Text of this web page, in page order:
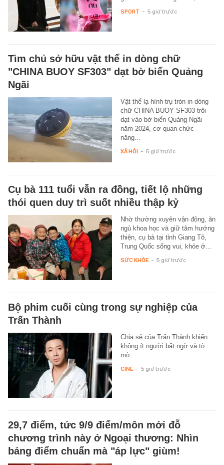
SPORT - 5 giờ trước
Tìm chủ sở hữu vật thể in dòng chữ
"CHINA BUOY SF303" dạt bờ biển Quảng
Ngãi
Vật thể lạ hình trụ tròn in dòng
chữ CHINA BUOY SF303 trôi
dạt vào bờ biển Quảng Ngãi
năm 2024, cơ quan chức
năng…
XÃ HỘI - 5 giờ trước
Cụ bà 111 tuổi vẫn ra đồng, tiết lộ những
thói quen duy trì suốt nhiều thập kỷ
Nhờ thường xuyên vận động, ăn
ngủ khoa học và giữ tâm hướng
thiện, cụ bà tại tỉnh Giang Tô,
Trung Quốc sống vui, khỏe ở…
SỨC KHỎE - 5 giờ trước
Bộ phim cuối cùng trong sự nghiệp của
Trấn Thành
Chia sẻ của Trấn Thành khiến
không ít người bất ngờ và tò
mò.
CINE - 5 giờ trước
29,7 điểm, tức 9/9 điểm/môn mới đỗ
chương trình này ở Ngoại thương: Nhìn
bảng điểm chuẩn mà "áp lực" giùm!